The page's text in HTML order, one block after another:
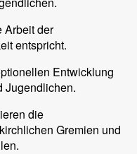
Arbeit der
entspricht.
Entwicklung
Jugendlichen.
die
Gremien und